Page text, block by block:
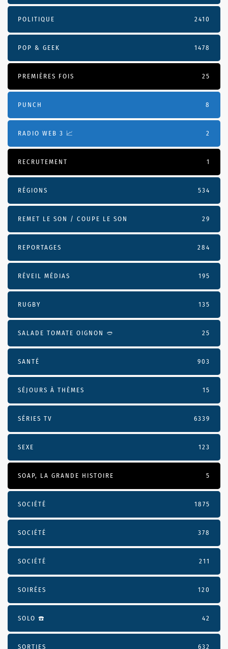
POLITIQUE 2410
POP & GEEK 1478
PREMIÈRES FOIS 25
PUNCH 8
RADIO WEB 3 📈 2
RECRUTEMENT 1
RÉGIONS 534
REMET LE SON / COUPE LE SON 29
REPORTAGES 284
RÉVEIL MÉDIAS 195
RUGBY 135
SALADE TOMATE OIGNON 🥙 25
SANTÉ 903
SÉJOURS À THÈMES 15
SÉRIES TV 6339
SEXE 123
SOAP, LA GRANDE HISTOIRE 5
SOCIÉTÉ 1875
SOCIÉTÉ 378
SOCIÉTÉ 211
SOIRÉES 120
SOLO ☎️ 42
SORTIES 632